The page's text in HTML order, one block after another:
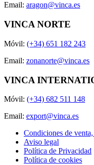
Email: aragon@vinca.es
VINCA NORTE
Móvil: (+34) 651 182 243
Email: zonanorte@vinca.es
VINCA
Móvil: (+34) 682 511 148
Email: export@vinca.es
Condiciones de
Aviso legal
Política de Privacidad
Política de cookies